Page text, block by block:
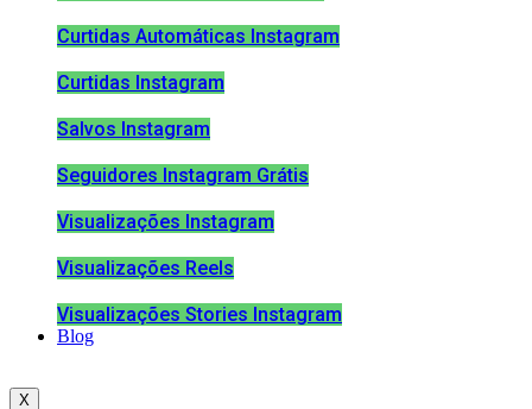
Curtidas Automáticas Instagram
Curtidas Instagram
Salvos Instagram
Seguidores Instagram Grátis
Visualizações Instagram
Visualizações Reels
Visualizações Stories Instagram
Blog
X